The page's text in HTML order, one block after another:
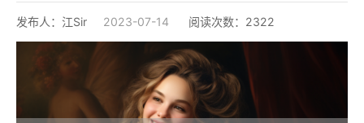
发布人：江Sir 2023-07-14 阅读次数：2322